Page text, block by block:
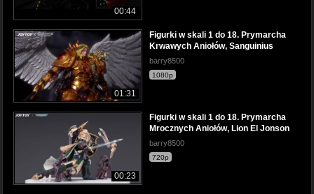
00:44
01:31
Figurki w skali 1 do 18. Prymarcha
Krwawych Aniołów, Sanguinius
barry8500
1080p
00:23
Figurki w skali 1 do 18. Prymarcha
Mrocznych Aniołów, Lion El Jonson
barry8500
720p